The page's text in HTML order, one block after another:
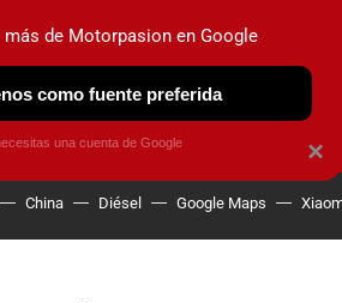
ELÉCTRICOS OBSERVATORIO
China Diésel Google Maps
×
más de Motorpasion en Google
como fuente preferida
una cuenta de Google